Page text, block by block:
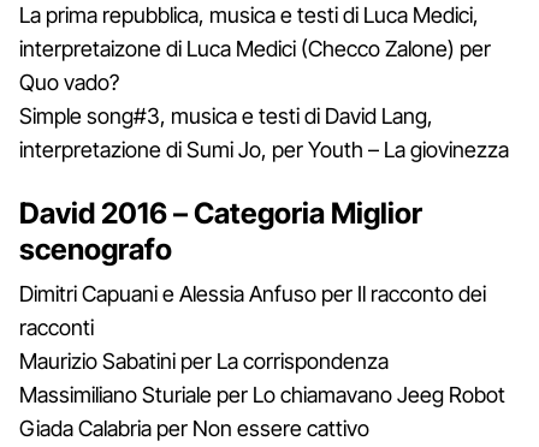
La prima repubblica, musica e testi di Luca Medici,
interpretaizone di Luca Medici (Checco Zalone) per
Quo vado?
Simple song#3, musica e testi di David Lang,
interpretazione di Sumi Jo, per Youth – La giovinezza
David 2016 – Categoria Miglior
scenografo
Dimitri Capuani e Alessia Anfuso per Il racconto dei
racconti
Maurizio Sabatini per La corrispondenza
Massimiliano Sturiale per Lo chiamavano Jeeg Robot
Giada Calabria per Non essere cattivo